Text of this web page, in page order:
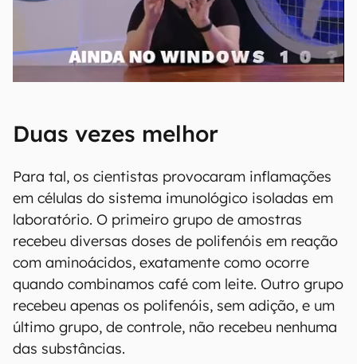
Duas vezes melhor
Para tal, os cientistas provocaram inflamações
em células do sistema imunológico isoladas em
laboratório. O primeiro grupo de amostras
recebeu diversas doses de polifenóis em reação
com aminoácidos, exatamente como ocorre
quando combinamos café com leite. Outro grupo
recebeu apenas os polifenóis, sem adição, e um
último grupo, de controle, não recebeu nenhuma
das substâncias.